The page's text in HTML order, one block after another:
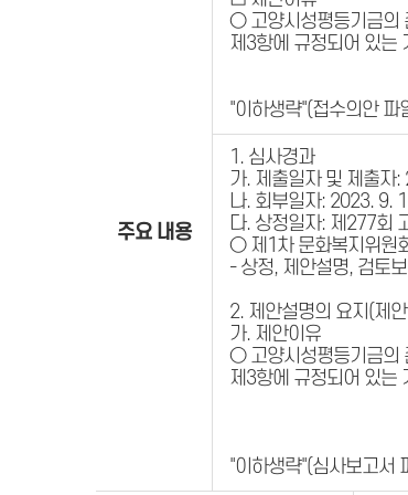
주요 내용
○ 고양시성평등기금의
제3항에 규정되어 있는
"이하생략"(접수의안 파
1. 심사경과
가. 제출일자 및 제출자
나. 회부일자: 2023. 9.
다. 상정일자: 제277회
○ 제1차 문화복지위원
- 상정, 제안설명, 검토
2. 제안설명의 요지(제
가. 제안이유
○ 고양시성평등기금의
제3항에 규정되어 있는
"이하생략"(심사보고서